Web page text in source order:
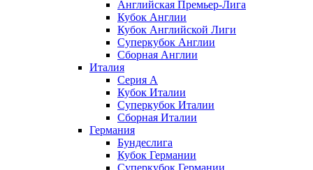
Английская Премьер-Лига
Кубок Англии
Кубок Английской Лиги
Суперкубок Англии
Сборная Англии
Италия
Серия А
Кубок Италии
Суперкубок Италии
Сборная Италии
Германия
Бундеслига
Кубок Германии
Суперкубок Германии